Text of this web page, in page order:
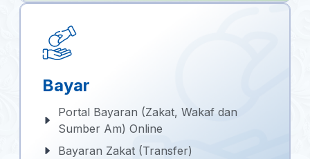
Bayar
Portal Bayaran (Zakat, Wakaf dan
Sumber Am) Online
Bayaran Zakat (Transfer)